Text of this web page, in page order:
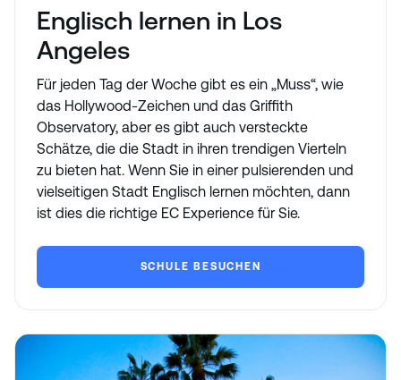
Englisch lernen in Los
Angeles
Für jeden Tag der Woche gibt es ein „Muss“, wie
das Hollywood-Zeichen und das Griffith
Observatory, aber es gibt auch versteckte
Schätze, die die Stadt in ihren trendigen Vierteln
zu bieten hat. Wenn Sie in einer pulsierenden und
vielseitigen Stadt Englisch lernen möchten, dann
ist dies die richtige EC Experience für Sie.
SCHULE BESUCHEN